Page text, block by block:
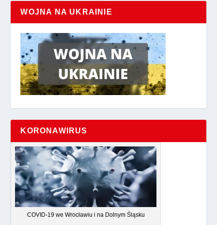
WOJNA NA UKRAINIE
KORONAWIRUS
COVID-19 we Wrocławiu i na Dolnym Śląsku